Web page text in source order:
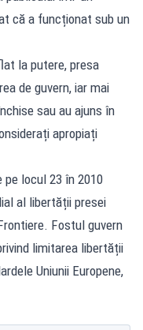
că a funcționat sub un
la putere, presa
de guvern, iar mai
sau au ajuns în
apropiați
locul 23 în 2010
al libertății presei
Fostul guvern
limitarea libertății
Uniunii Europene,